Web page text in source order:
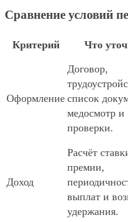
Сравнение условий
Критерий Что
Оформление
Договор,
список
медосмотр и
проверки.
Доход
Расчёт
премии,
выплат и
удержания.